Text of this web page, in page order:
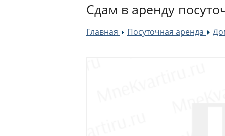
Сдам в аренду
Главная »Посуточная аренда »